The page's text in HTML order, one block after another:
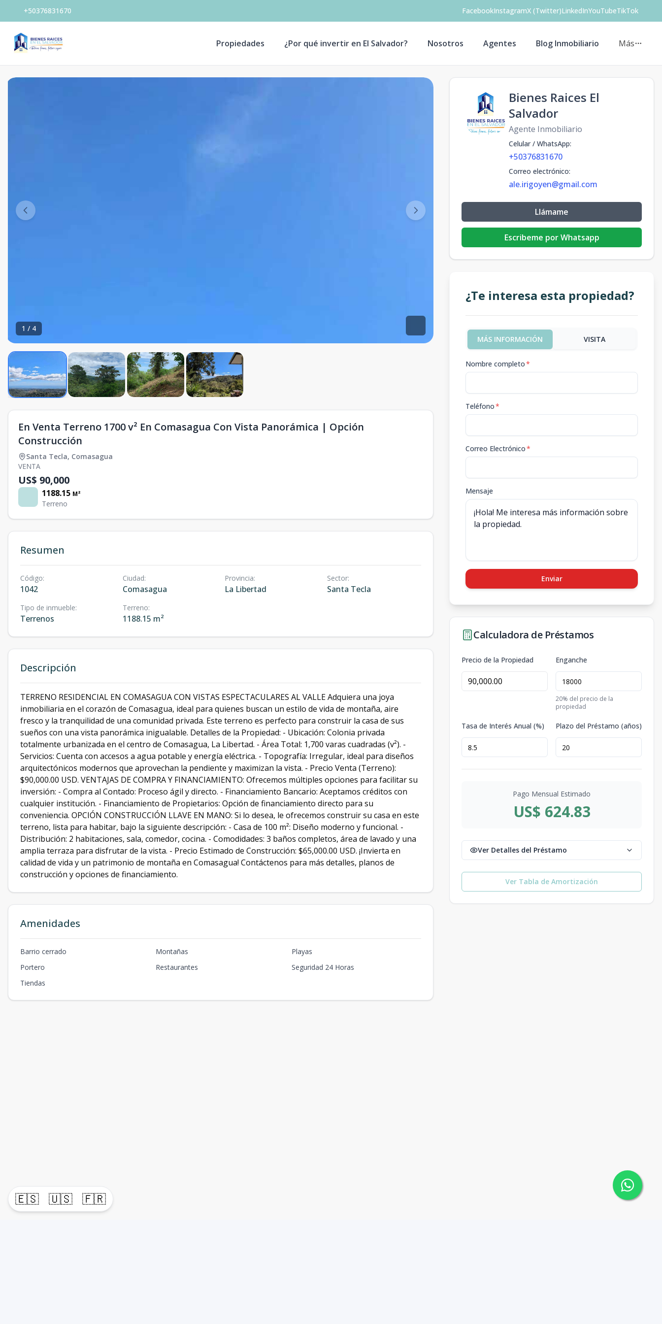
🇪🇸 🇺🇸 🇫🇷
+50376831670 FacebookInstagramX (Twitter)LinkedInYouTubeTikTok
Propiedades ¿Por qué invertir en El Salvador? Nosotros Agentes Blog Inmobiliario Más
1 / 4
En Venta Terreno 1700 v² En Comasagua Con Vista Panorámica | Opción
Construcción
Santa Tecla, Comasagua
VENTA
US$ 90,000
1188.15 M²
Terreno
Resumen
Código:
1042
Ciudad:
Comasagua
Provincia:
La Libertad
Sector:
Santa Tecla
Tipo de inmueble:
Terrenos
Terreno:
1188.15 m²
Descripción
TERRENO RESIDENCIAL EN COMASAGUA CON VISTAS ESPECTACULARES AL VALLE Adquiera una joya
inmobiliaria en el corazón de Comasagua, ideal para quienes buscan un estilo de vida de montaña, aire
fresco y la tranquilidad de una comunidad privada. Este terreno es perfecto para construir la casa de sus
sueños con una vista panorámica inigualable. Detalles de la Propiedad: - Ubicación: Colonia privada
totalmente urbanizada en el centro de Comasagua, La Libertad. - Área Total: 1,700 varas cuadradas (v²). -
Servicios: Cuenta con accesos a agua potable y energía eléctrica. - Topografía: Irregular, ideal para diseños
arquitectónicos modernos que aprovechan la pendiente y maximizan la vista. - Precio Venta (Terreno):
$90,000.00 USD. VENTAJAS DE COMPRA Y FINANCIAMIENTO: Ofrecemos múltiples opciones para facilitar su
inversión: - Compra al Contado: Proceso ágil y directo. - Financiamiento Bancario: Aceptamos créditos con
cualquier institución. - Financiamiento de Propietarios: Opción de financiamiento directo para su
conveniencia. OPCIÓN CONSTRUCCIÓN LLAVE EN MANO: Si lo desea, le ofrecemos construir su casa en este
terreno, lista para habitar, bajo la siguiente descripción: - Casa de 100 m²: Diseño moderno y funcional. -
Distribución: 2 habitaciones, sala, comedor, cocina. - Comodidades: 3 baños completos, área de lavado y una
amplia terraza para disfrutar de la vista. - Precio Estimado de Construcción: $65,000.00 USD. ¡Invierta en
calidad de vida y un patrimonio de montaña en Comasagua! Contáctenos para más detalles, planos de
construcción y opciones de financiamiento.
Amenidades
Barrio cerrado Montañas
Playas
Portero
Restaurantes
Seguridad 24 Horas
Tiendas
Bienes Raices El
Salvador
Agente Inmobiliario
Celular / WhatsApp:
+50376831670
Correo electrónico:
ale.irigoyen@gmail.com
Llámame
Escribeme por Whatsapp
¿Te interesa esta propiedad?
MÁS INFORMACIÓN VISITA
Nombre completo*
Teléfono*
Correo Electrónico*
Mensaje
Enviar
Calculadora de Préstamos
Precio de la Propiedad Enganche
20% del precio de la
propiedad
Tasa de Interés Anual (%) Plazo del Préstamo (años)
Pago Mensual Estimado
US$ 624.83
Ver Detalles del Préstamo
Ver Tabla de Amortización